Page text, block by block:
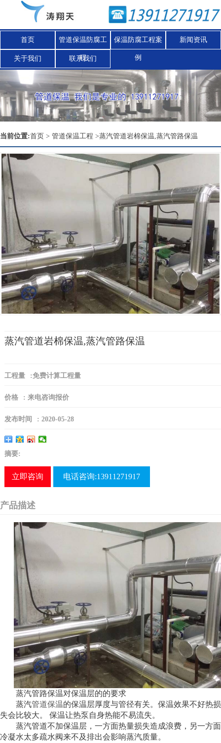
首页 管道保温防腐工
程
保温防腐工程案
例
新闻资讯
关于我们 联系我们
当前位置:首页 > 管道保温工程 >蒸汽管道岩棉保温,蒸汽管路保温
蒸汽管道岩棉保温,蒸汽管路保温
工程量 :免费计算工程量
价格 : 来电咨询报价
发布时间 : 2020-05-28
摘要:
立即咨询 电话咨询:13911271917
产品描述
蒸汽管路保温对保温层的的要求
蒸汽管道保温的保温层厚度与管径有关。保温效果不好热损
失会比较大。 保温让热泵自身热能不易流失。
蒸汽管道不加保温层，一方面热量损失造成浪费，另一方面
冷凝水太多疏水阀来不及排出会影响蒸汽质量。